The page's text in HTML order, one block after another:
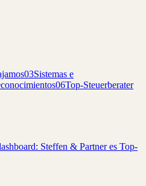
03Sistemas e
06Top-Steuerberater
Steffen & Partner es Top-